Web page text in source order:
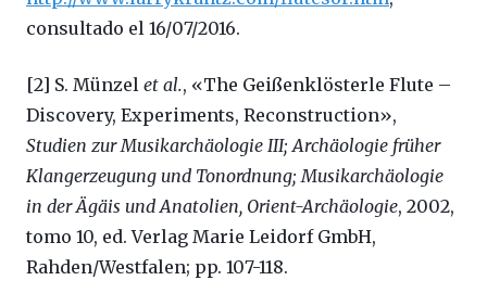
consultado el 16/07/2016.
[2] S. Münzel et al., «The Geißenklösterle Flute –
Discovery, Experiments, Reconstruction»,
Studien zur Musikarchäologie III; Archäologie früher
Klangerzeugung und Tonordnung; Musikarchäologie
in der Ägäis und Anatolien, Orient-Archäologie, 2002,
tomo 10, ed. Verlag Marie Leidorf GmbH,
Rahden/Westfalen; pp. 107-118.